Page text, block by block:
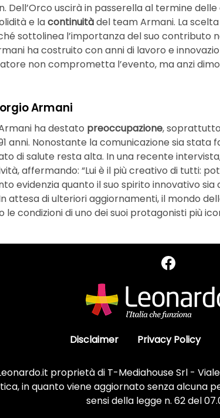
uscirà in passerella al termine delle
e lacontinuitàdel team Armani. La
sottolinea l’importanza del suo contributo
ha costruito con anni di lavoro e
non comprometta l’evento, ma anzi
Armani
ha destato preoccupazione, soprattutto
anni. Nonostante la comunicazione sia stata
di salute resta alta. In una recente
affermando: “Lui è il più creativo di tutti:
evidenzia quanto il suo spirito innovativo sia
attesa di ulteriori aggiornamenti, il mondo
condizioni di uno dei suoi protagonisti più
Disclaimer Privacy Policy
proprietà di T-Mediahouse Srl -
in quanto viene aggiornato senza alcuna
sensi della legge n. 62 del